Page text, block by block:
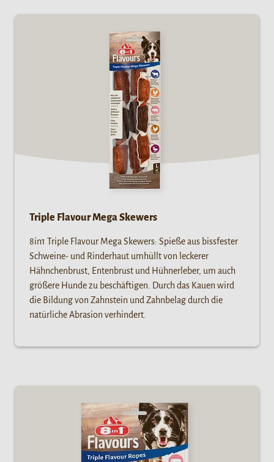
Triple Flavour Mega Skewers
8in1 Triple Flavour Mega Skewers: Spieße aus bissfester
Schweine- und Rinderhaut umhüllt von leckerer
Hähnchenbrust, Entenbrust und Hühnerleber, um auch
größere Hunde zu beschäftigen. Durch das Kauen wird
die Bildung von Zahnstein und Zahnbelag durch die
natürliche Abrasion verhindert.